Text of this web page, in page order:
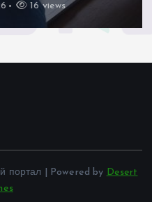
16 views
портал | Powered by Desert